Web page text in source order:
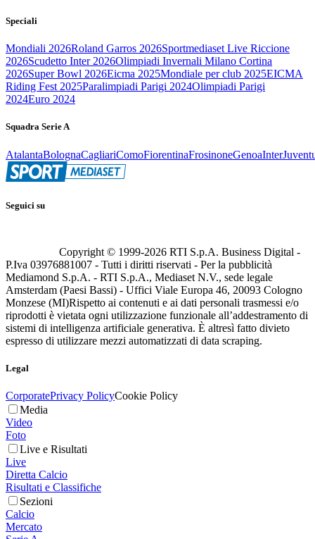
Speciali
Mondiali 2026Roland Garros 2026Sportmediaset Live Riccione
2026Scudetto Inter 2026Olimpiadi Invernali Milano Cortina
2026Super Bowl 2026Eicma 2025Mondiale per club 2025EICMA
Riding Fest 2025Paralimpiadi Parigi 2024Olimpiadi Parigi
2024Euro 2024
Squadra Serie A
AtalantaBolognaCagliariComoFiorentinaFrosinoneGenoaInter
Seguici su
Copyright © 1999-2026 RTI S.p.A. Business Digital -
P.Iva 03976881007 - Tutti i diritti riservati - Per la pubblicità
Mediamond S.p.A. - RTI S.p.A., Mediaset N.V., sede legale
Amsterdam (Paesi Bassi) - Uffici Viale Europa 46, 20093 Cologno
Monzese (MI)Rispetto ai contenuti e ai dati personali trasmessi e/o
riprodotti è vietata ogni utilizzazione funzionale all’addestramento di
sistemi di intelligenza artificiale generativa. È altresì fatto divieto
espresso di utilizzare mezzi automatizzati di data scraping.
Legal
CorporatePrivacy PolicyCookie Policy
Media
Video
Foto
Live e Risultati
Live
Diretta Calcio
Risultati e Classifiche
Sezioni
Calcio
Mercato